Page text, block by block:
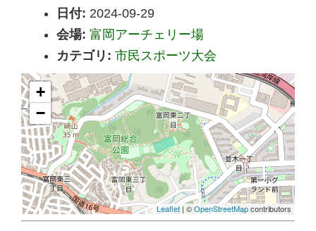
日付: 2024-09-29
会場: 富岡アーチェリー場
カテゴリ: 市民スポーツ大会
+
−
Leaflet | ©OpenStreetMapcontributors